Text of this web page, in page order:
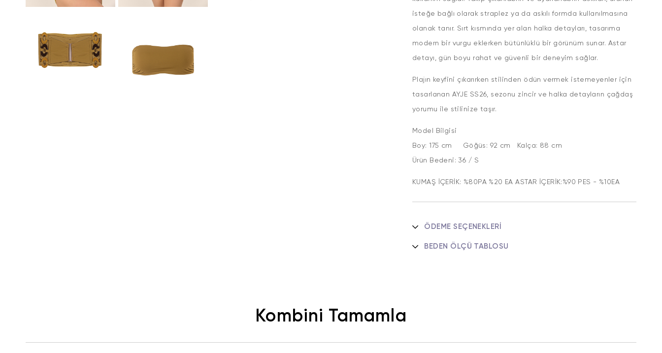
isteğe bağlı olarak straplez ya da askılı formda kullanılmasına
olanak tanır. Sırt kısmında yer alan halka detayları, tasarıma
modern bir vurgu eklerken bütünlüklü bir görünüm sunar. Astar
detayı, gün boyu rahat ve güvenli bir deneyim sağlar.
Plajın keyfini çıkarırken stilinden ödün vermek istemeyenler için
tasarlanan AYJE SS26, sezonu zincir ve halka detayların çağdaş
yorumu ile stilinize taşır.
Model Bilgisi
Boy: 175 cm Göğüs: 92 cm Kalça: 88 cm
Ürün Bedeni: 36 / S
KUMAŞ İÇERİK: %80PA %20 EA ASTAR İÇERİK:%90 PES - %10EA
ÖDEME SEÇENEKLERI
BEDEN ÖLÇÜ TABLOSU
Kombini Tamamla